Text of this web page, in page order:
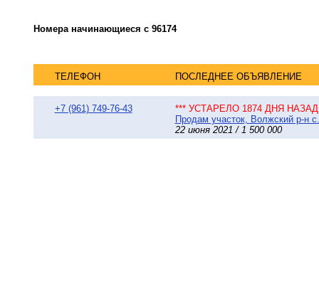
Номера начинающиеся с 96174
ТЕЛЕФОН ПОСЛЕДНЕЕ ОБЪЯВЛЕНИЕ
+7 (961) 749-76-43
*** УСТАРЕЛО 1874 ДНЯ НАЗАД
Продам участок, Волжский р-н
22 июня 2021 / 1 500 000